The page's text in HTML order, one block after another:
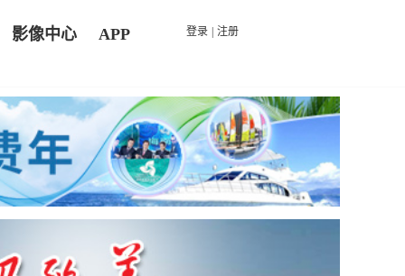
登录 注册
影像中心 APP